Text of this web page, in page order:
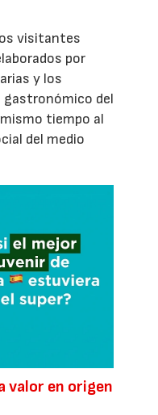
visitantes
por
y los
gastronómico del
tiempo al
del medio
valor en origen